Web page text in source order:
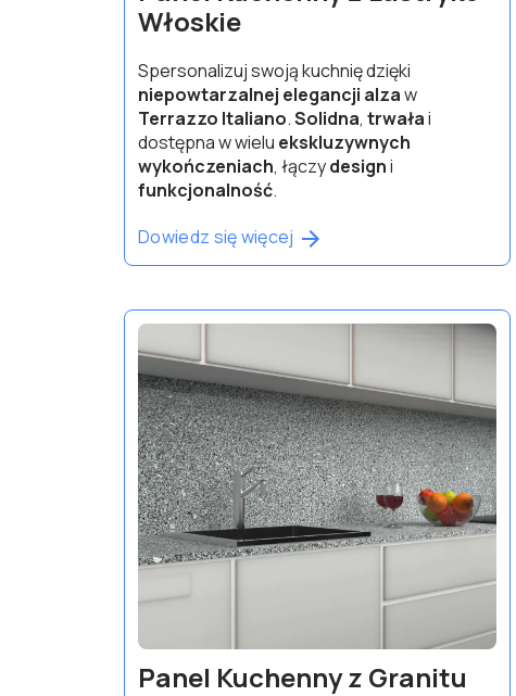
Włoskie
Spersonalizuj swoją kuchnię dzięki
niepowtarzalnej elegancji alzaw
Terrazzo Italiano.Solidna, trwałai
dostępna w wielu ekskluzywnych
wykończeniach, łączydesigni
funkcjonalność.
Dowiedz się więcej
Panel Kuchenny z Granitu